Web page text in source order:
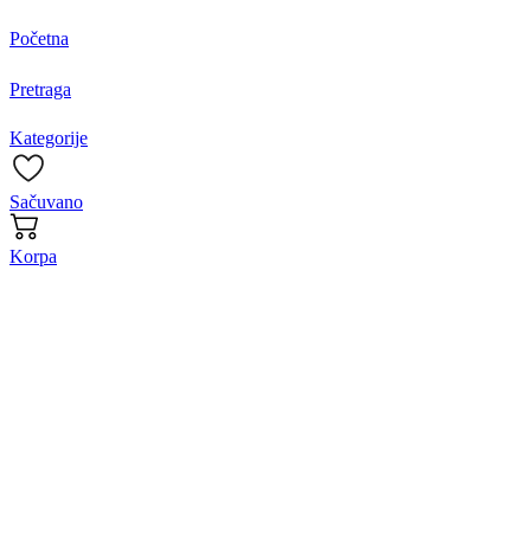
Početna
Pretraga
Kategorije
Sačuvano
Korpa